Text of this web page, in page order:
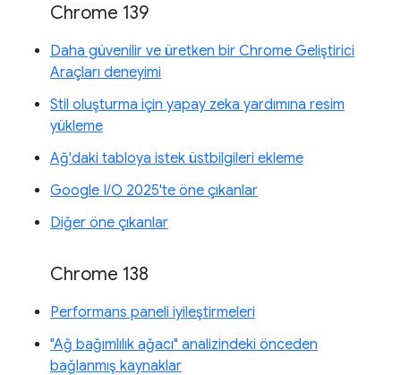
Chrome 139
Daha güvenilir ve üretken bir Chrome Geliştirici
Araçları deneyimi
Stil oluşturma için yapay zeka yardımına resim
yükleme
Ağ'daki tabloya istek üstbilgileri ekleme
Google I/O 2025'te öne çıkanlar
Diğer öne çıkanlar
Chrome 138
Performans paneli iyileştirmeleri
"Ağ bağımlılık ağacı" analizindeki önceden
bağlanmış kaynaklar